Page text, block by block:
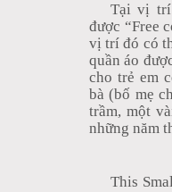
Tại vị trí
được “Free
vị trí đó có
quần áo
cho trẻ em
bà (bố mẹ
trầm, một
những năm
This